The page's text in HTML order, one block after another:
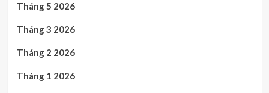
Tháng 5 2026
Tháng 3 2026
Tháng 2 2026
Tháng 1 2026